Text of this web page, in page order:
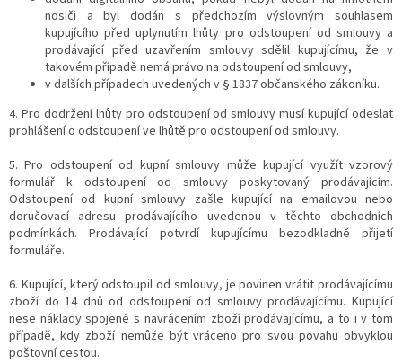
nosiči a byl dodán s předchozím výslovným souhlasem
kupujícího před uplynutím lhůty pro odstoupení od smlouvy a
prodávající před uzavřením smlouvy sdělil kupujícímu, že v
takovém případě nemá právo na odstoupení od smlouvy,
v dalších případech uvedených v § 1837 občanského zákoníku.
4. Pro dodržení lhůty pro odstoupení od smlouvy musí kupující odeslat
prohlášení o odstoupení ve lhůtě pro odstoupení od smlouvy.
5. Pro odstoupení od kupní smlouvy může kupující využít vzorový
formulář k odstoupení od smlouvy poskytovaný prodávajícím.
Odstoupení od kupní smlouvy zašle kupující na emailovou nebo
doručovací adresu prodávajícího uvedenou v těchto obchodních
podmínkách. Prodávající potvrdí kupujícímu bezodkladně přijetí
formuláře.
6. Kupující, který odstoupil od smlouvy, je povinen vrátit prodávajícímu
zboží do 14 dnů od odstoupení od smlouvy prodávajícímu. Kupující
nese náklady spojené s navrácením zboží prodávajícímu, a to i v tom
případě, kdy zboží nemůže být vráceno pro svou povahu obvyklou
poštovní cestou.